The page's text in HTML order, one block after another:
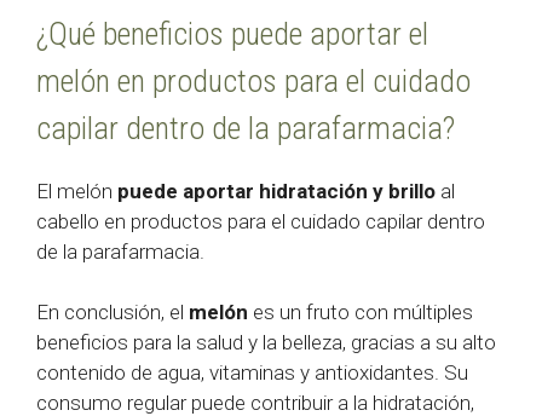
¿Qué beneficios puede aportar el
melón en productos para el cuidado
capilar dentro de la parafarmacia?
El melón puede aportar hidratación y brillo al
cabello en productos para el cuidado capilar dentro
de la parafarmacia.
En conclusión, el melón es un fruto con múltiples
beneficios para la salud y la belleza, gracias a su alto
contenido de agua, vitaminas y antioxidantes. Su
consumo regular puede contribuir a la hidratación,